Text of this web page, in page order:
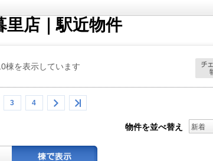
店｜駅近物件
棟を表示しています
3 4
物件を並べ替え 新着